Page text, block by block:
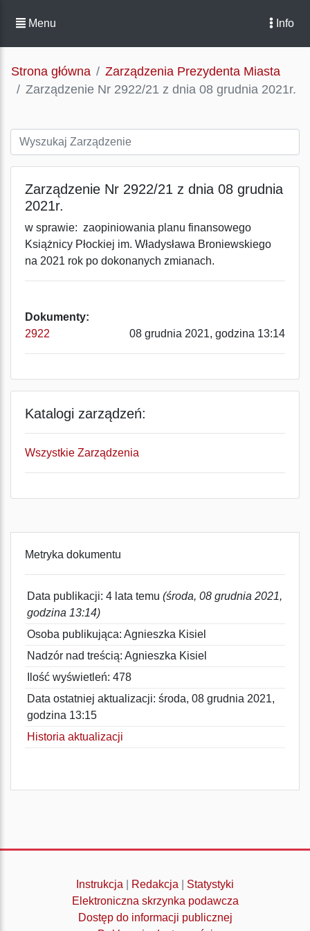
Menu Info
Strona główna
Zarządzenia Prezydenta Miasta
Zarządzenie Nr 2922/21 z dnia 08 grudnia 2021r.
Zarządzenie Nr 2922/21 z dnia 08 grudnia
2021r.
w sprawie: zaopiniowania planu finansowego
Książnicy Płockiej im. Władysława Broniewskiego
na 2021 rok po dokonanych zmianach.
Dokumenty:
2922
08 grudnia 2021, godzina 13:14
Katalogi zarządzeń:
Wszystkie Zarządzenia
Metryka dokumentu
Data publikacji: 4 lata temu (środa, 08 grudnia 2021,
godzina 13:14)
Osoba publikująca: Agnieszka Kisiel
Nadzór nad treścią: Agnieszka Kisiel
Ilość wyświetleń: 478
Data ostatniej aktualizacji: środa, 08 grudnia 2021,
godzina 13:15
Historia aktualizacji
Instrukcja Redakcja
Statystyki
Elektroniczna skrzynka podawcza
Dostęp do informacji publicznej